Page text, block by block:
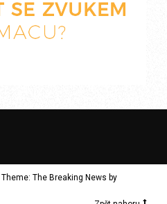
Theme: The Breaking News by